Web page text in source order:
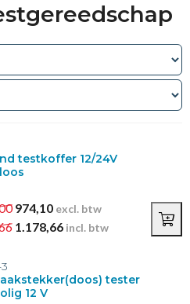
testkoffer 12/24V
974,10 excl. btw
1.178,66 incl. btw
tester
12 V